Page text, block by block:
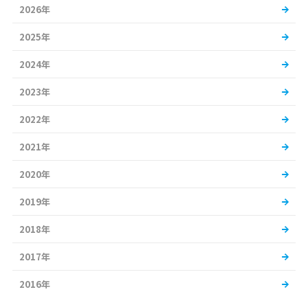
2026年
2025年
2024年
2023年
2022年
2021年
2020年
2019年
2018年
2017年
2016年